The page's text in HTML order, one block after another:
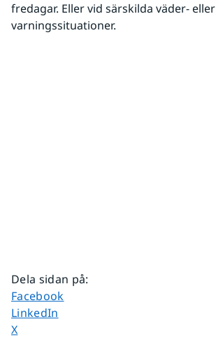
fredagar. Eller vid särskilda väder- eller
varningssituationer.
Dela sidan på:
Dela sidan på
Facebook
Dela sidan på
LinkedIn
Dela sidan på
X